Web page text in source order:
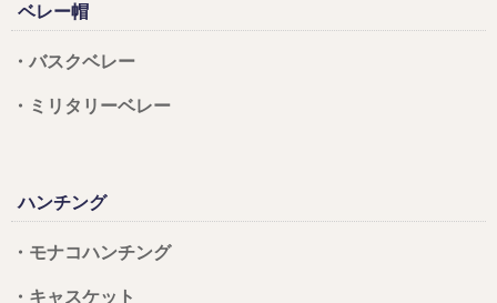
ベレー帽
・バスクベレー
・ミリタリーベレー
ハンチング
・モナコハンチング
・キャスケット